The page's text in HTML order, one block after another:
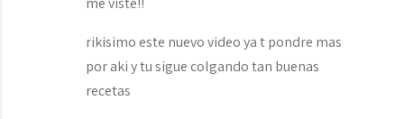
rikisimo este nuevo video ya t pondre mas
por aki y tu sigue colgando tan buenas
recetas